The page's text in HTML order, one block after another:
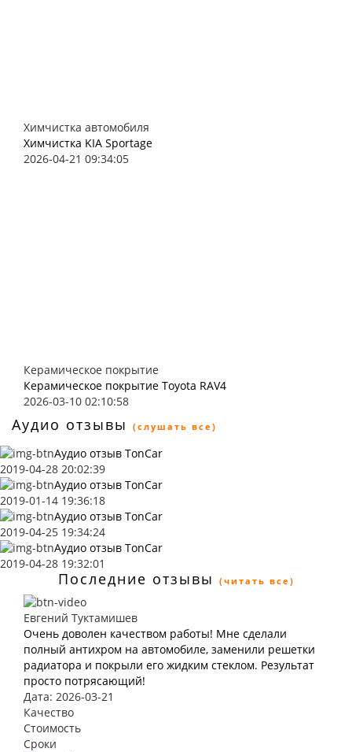
Химчистка автомобиля
Химчистка KIA Sportage
2026-04-21 09:34:05
Керамическое покрытие
Керамическое покрытие Toyota RAV4
2026-03-10 02:10:58
Аудио отзывы (слушать все)
Аудио отзыв TonCar
2019-04-28 20:02:39
Аудио отзыв TonCar
2019-01-14 19:36:18
Аудио отзыв TonCar
2019-04-25 19:34:24
Аудио отзыв TonCar
2019-04-28 19:32:01
Последние отзывы (читать все)
Евгений Туктамишев
Очень доволен качеством работы! Мне сделали
полный антихром на автомобиле, заменили решетки
радиатора и покрыли его жидким стеклом. Результат
просто потрясающий!
Дата: 2026-03-21
Качество
Стоимость
Сроки